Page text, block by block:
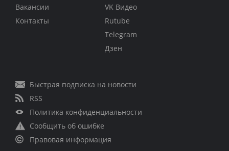
Вакансии
Контакты
VK Видео
Rutube
Telegram
Дзен
Быстрая подписка на новости
RSS
Политика конфиденциальности
Сообщить об ошибке
Правовая информация